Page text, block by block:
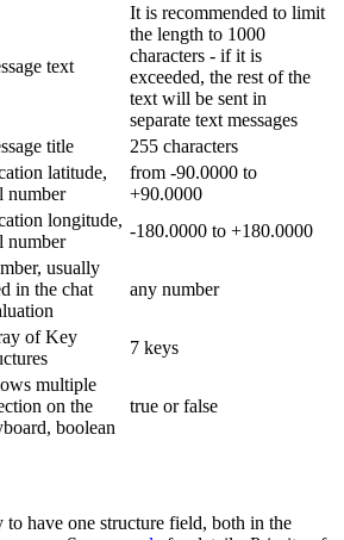
text
It is recommended to limit
the length to 1000
characters - if it is
exceeded, the rest of the
text will be sent in
separate text messages
title
255 characters
latitude,
number
from -90.0000 to
+90.0000
longitude,
number
-180.0000 to +180.0000
usually
in the chat
any number
of Key
7 keys
multiple
on the
boolean
true or false
have one structure field, both in the